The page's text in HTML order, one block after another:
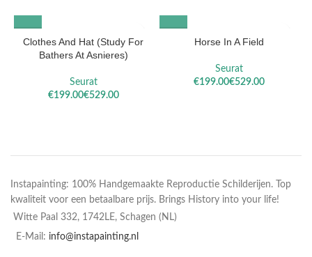
Clothes And Hat (Study For
Bathers At Asnieres)
Seurat
€
€
Horse In A Field
Seurat
€
€
Instapainting: 100% Handgemaakte Reproductie Schilderijen. Top
kwaliteit voor een betaalbare prijs. Brings History into your life!
Witte Paal 332, 1742LE, Schagen (NL)
E-Mail: info@instapainting.nl